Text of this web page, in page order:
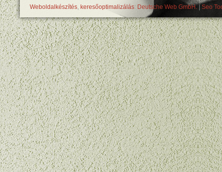
Weboldalkészítés, keresőoptimalizálás: Deutsche Web GmbH. Seo